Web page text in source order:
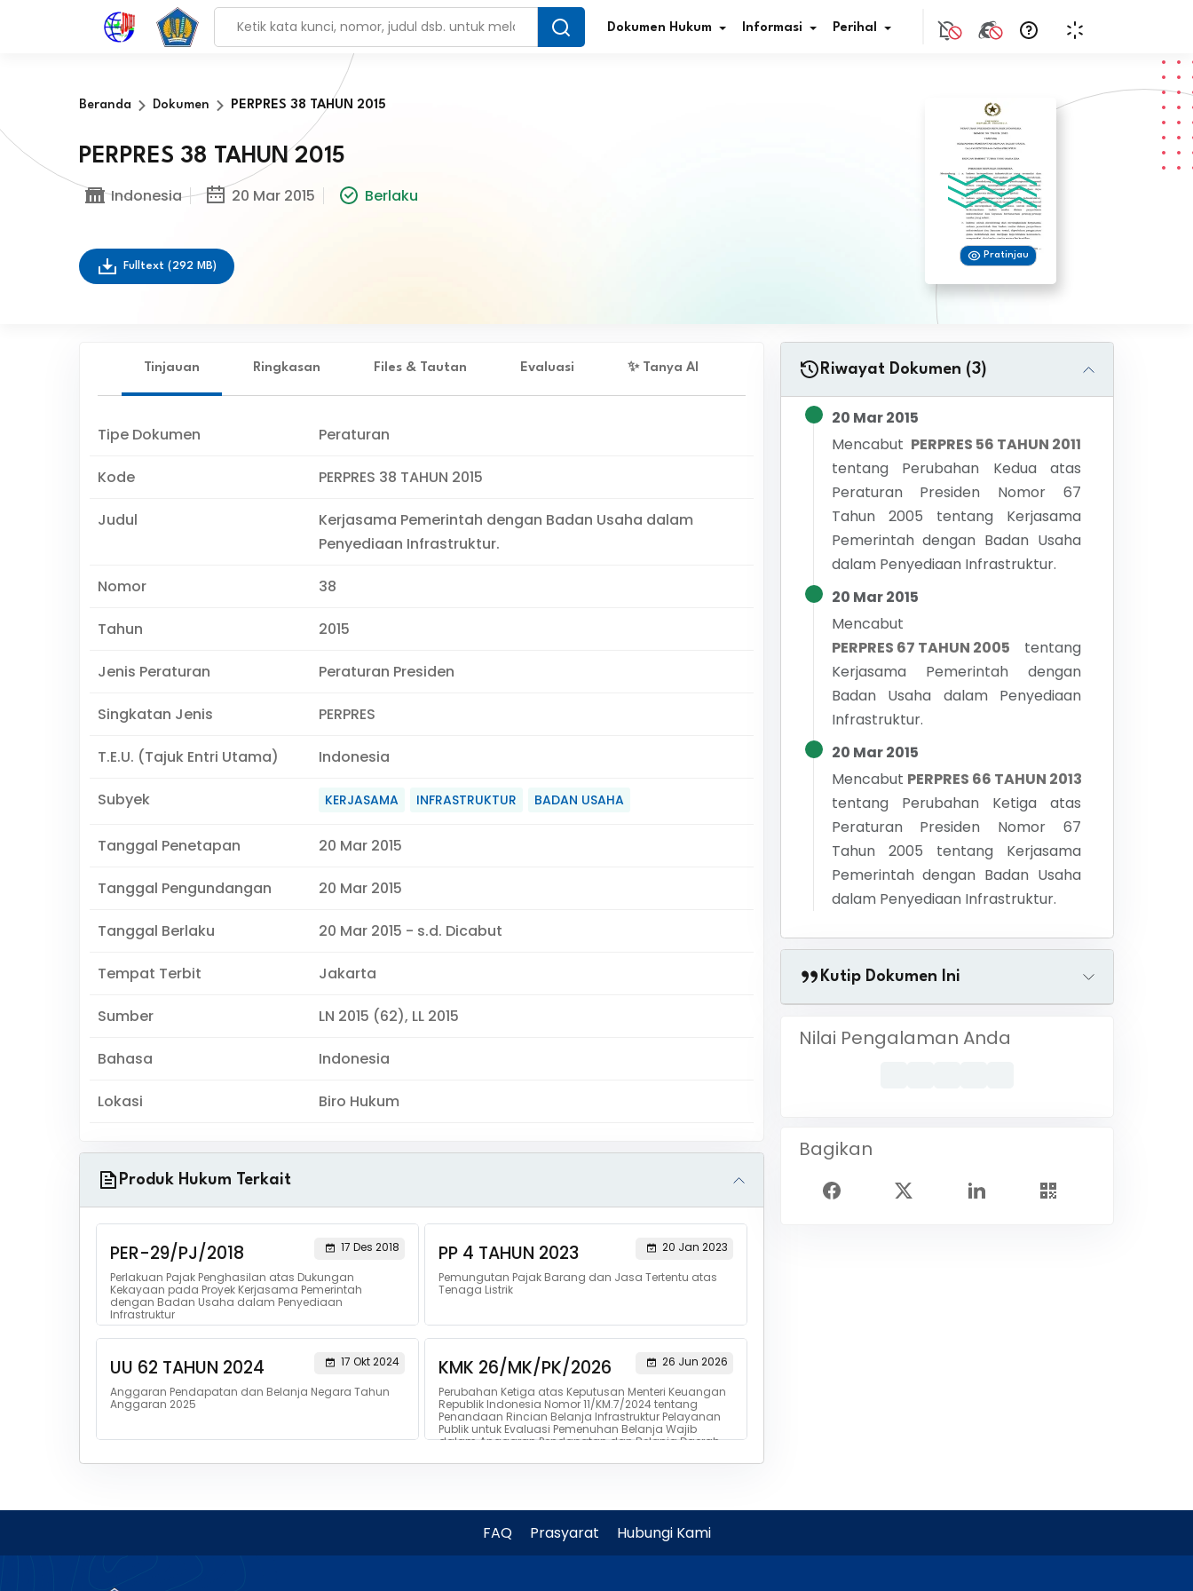
Dokumen Hukum Informasi
Penghargaan JDIH
Perihal
Beranda Dokumen PERPRES 38 TAHUN 2015
PERPRES 38 TAHUN 2015
Indonesia 20 Mar 2015 Berlaku
Fulltext (292 MB)
Pratinjau
Tinjauan Ringkasan Files & Tautan Evaluasi ✨ Tanya AI
Tipe Dokumen Peraturan
Kode PERPRES 38 TAHUN 2015
Judul
Kerjasama Pemerintah dengan Badan Usaha dalam
Penyediaan Infrastruktur.
Nomor 38
Tahun 2015
Jenis Peraturan Peraturan Presiden
Singkatan Jenis PERPRES
T.E.U. (Tajuk Entri Utama) Indonesia
Subyek KERJASAMA INFRASTRUKTUR BADAN USAHA
Tanggal Penetapan 20 Mar 2015
Tanggal Pengundangan 20 Mar 2015
Tanggal Berlaku 20 Mar 2015 - s.d. Dicabut
Tempat Terbit Jakarta
Sumber LN 2015 (62), LL 2015
Bahasa Indonesia
Lokasi Biro Hukum
Produk Hukum Terkait
PER-29/PJ/2018
17 Des 2018
Perlakuan Pajak Penghasilan atas Dukungan
Kekayaan pada Proyek Kerjasama Pemerintah
dengan Badan Usaha dalam Penyediaan
Infrastruktur
PP 4 TAHUN 2023
20 Jan 2023
Pemungutan Pajak Barang dan Jasa Tertentu atas
Tenaga Listrik
UU 62 TAHUN 2024
17 Okt 2024
Anggaran Pendapatan dan Belanja Negara Tahun
Anggaran 2025
KMK 26/MK/PK/2026
26 Jun 2026
Perubahan Ketiga atas Keputusan Menteri Keuangan
Republik Indonesia Nomor 11/KM.7/2024 tentang
Penandaan Rincian Belanja Infrastruktur Pelayanan
Publik untuk Evaluasi Pemenuhan Belanja Wajib
dalam Anggaran Pendapatan dan Belanja Daerah
Riwayat Dokumen (3)
20 Mar 2015
Mencabut PERPRES 56 TAHUN 2011
tentang Perubahan Kedua atas
Peraturan Presiden Nomor 67
Tahun 2005 tentang Kerjasama
Pemerintah dengan Badan Usaha
dalam Penyediaan Infrastruktur.
20 Mar 2015
Mencabut
PERPRES 67 TAHUN 2005
tentang
Kerjasama Pemerintah dengan
Badan Usaha dalam Penyediaan
Infrastruktur.
20 Mar 2015
Mencabut PERPRES 66 TAHUN 2013
tentang Perubahan Ketiga atas
Peraturan Presiden Nomor 67
Tahun 2005 tentang Kerjasama
Pemerintah dengan Badan Usaha
dalam Penyediaan Infrastruktur.
Kutip Dokumen Ini
Nilai Pengalaman Anda
Bagikan
FAQ Prasyarat Hubungi Kami